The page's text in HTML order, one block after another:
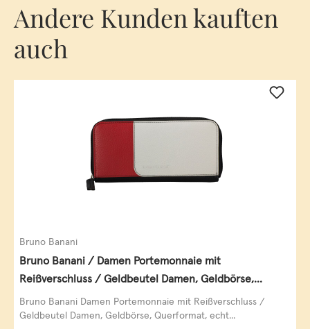
Andere Kunden kauften
auch
Bruno Banani
Bruno Banani / Damen Portemonnaie mit
Reißverschluss / Geldbeutel Damen, Geldbörse,
Querformat, echt Leder, black/white/red
Bruno Banani Damen Portemonnaie mit Reißverschluss /
Geldbeutel Damen, Geldbörse, Querformat, echt...